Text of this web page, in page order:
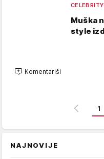
CELEBRITY
Muška
style
Komentariši
1
NAJNOVIJE